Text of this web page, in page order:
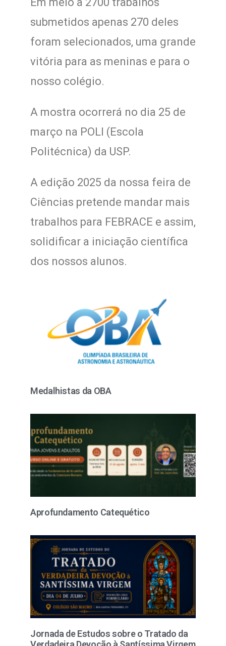
submetidos apenas 270 deles
foram selecionados, uma grande
vitória para as meninas e para o
nosso colégio.
A mostra ocorrerá no dia 25 de
março na POLI (Escola
Politécnica) da USP.
A edição 2025 da nossa feira de
Ciências pretende mandar mais
trabalhos para FEBRACE e assim,
solidificar a iniciação científica
dos nossos alunos.
Medalhistas da OBA
Aprofundamento Catequético
Jornada de Estudos sobre o Tratado da